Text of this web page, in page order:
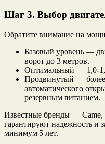
Шаг 3. Выбор
Обратите внимание на
Базовый уровень —
ворот до 3 метров.
Оптимальный — 1,0-
Продвинутый —
автоматического
резервным питанием.
Известные бренды —
гарантируют надежность и
минимум 5 лет.